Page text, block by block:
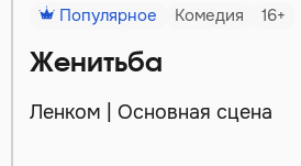
Популярное Комедия 16+
Женитьба
Ленком | Основная сцена